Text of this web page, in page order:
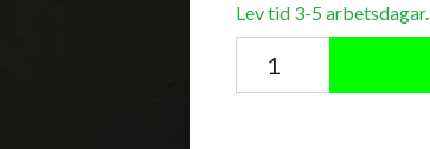
Lev tid 3-5 arbetsdagar.